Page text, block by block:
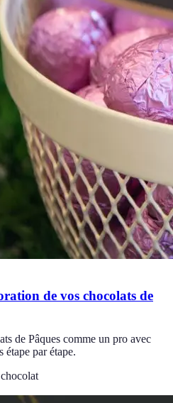
de vos chocolats de
de Pâques comme un pro avec
étape par étape.